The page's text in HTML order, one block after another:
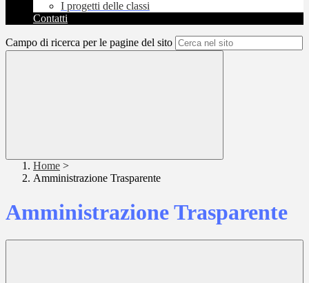
I progetti delle classi
Contatti
Campo di ricerca per le pagine del sito
Home >
Amministrazione Trasparente
Amministrazione Trasparente